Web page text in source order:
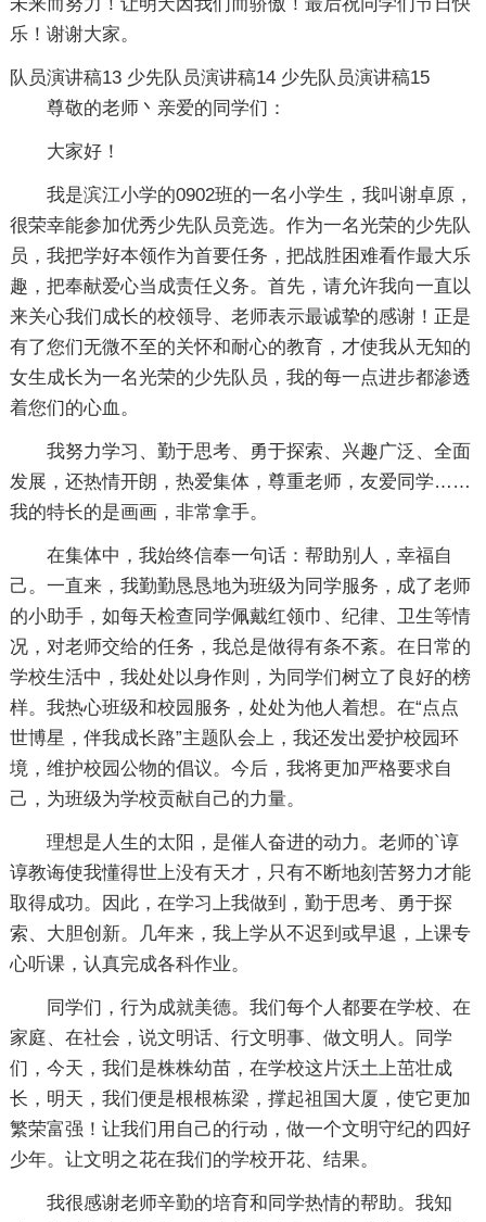
乐！谢谢大家。
队员演讲稿13
尊敬的老师丶亲爱的同学们：
大家好！
我是滨江小学的0902班的一名小学生，我叫谢卓原，
很荣幸能参加优秀少先队员竞选。作为一名光荣的少先队
员，我把学好本领作为首要任务，把战胜困难看作最大乐
趣，把奉献爱心当成责任义务。首先，请允许我向一直以
来关心我们成长的校领导、老师表示最诚挚的感谢！正是
有了您们无微不至的关怀和耐心的教育，才使我从无知的
女生成长为一名光荣的少先队员，我的每一点进步都渗透
着您们的心血。
我努力学习、勤于思考、勇于探索、兴趣广泛、全面
发展，还热情开朗，热爱集体，尊重老师，友爱同学……
我的特长的是画画，非常拿手。
在集体中，我始终信奉一句话：帮助别人，幸福自
己。一直来，我勤勤恳恳地为班级为同学服务，成了老师
的小助手，如每天检查同学佩戴红领巾、纪律、卫生等情
况，对老师交给的任务，我总是做得有条不紊。在日常的
学校生活中，我处处以身作则，为同学们树立了良好的榜
样。我热心班级和校园服务，处处为他人着想。在“点点
世博星，伴我成长路”主题队会上，我还发出爱护校园环
境，维护校园公物的倡议。今后，我将更加严格要求自
己，为班级为学校贡献自己的力量。
理想是人生的太阳，是催人奋进的动力。老师的`谆
谆教诲使我懂得世上没有天才，只有不断地刻苦努力才能
取得成功。因此，在学习上我做到，勤于思考、勇于探
索、大胆创新。几年来，我上学从不迟到或早退，上课专
心听课，认真完成各科作业。
同学们，行为成就美德。我们每个人都要在学校、在
家庭、在社会，说文明话、行文明事、做文明人。同学
们，今天，我们是株株幼苗，在学校这片沃土上茁壮成
长，明天，我们便是根根栋梁，撑起祖国大厦，使它更加
繁荣富强！让我们用自己的行动，做一个文明守纪的四好
少年。让文明之花在我们的学校开花、结果。
我很感谢老师辛勤的培育和同学热情的帮助。我知
少先队员演讲稿14 少先队员演讲稿15